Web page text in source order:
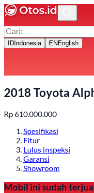
ID Indonesia EN English
2018 Toyota
Rp610.000.000
Spesifikasi
Fitur
Lulus Inspeksi
Garansi
Showroom
Mobil ini sudah